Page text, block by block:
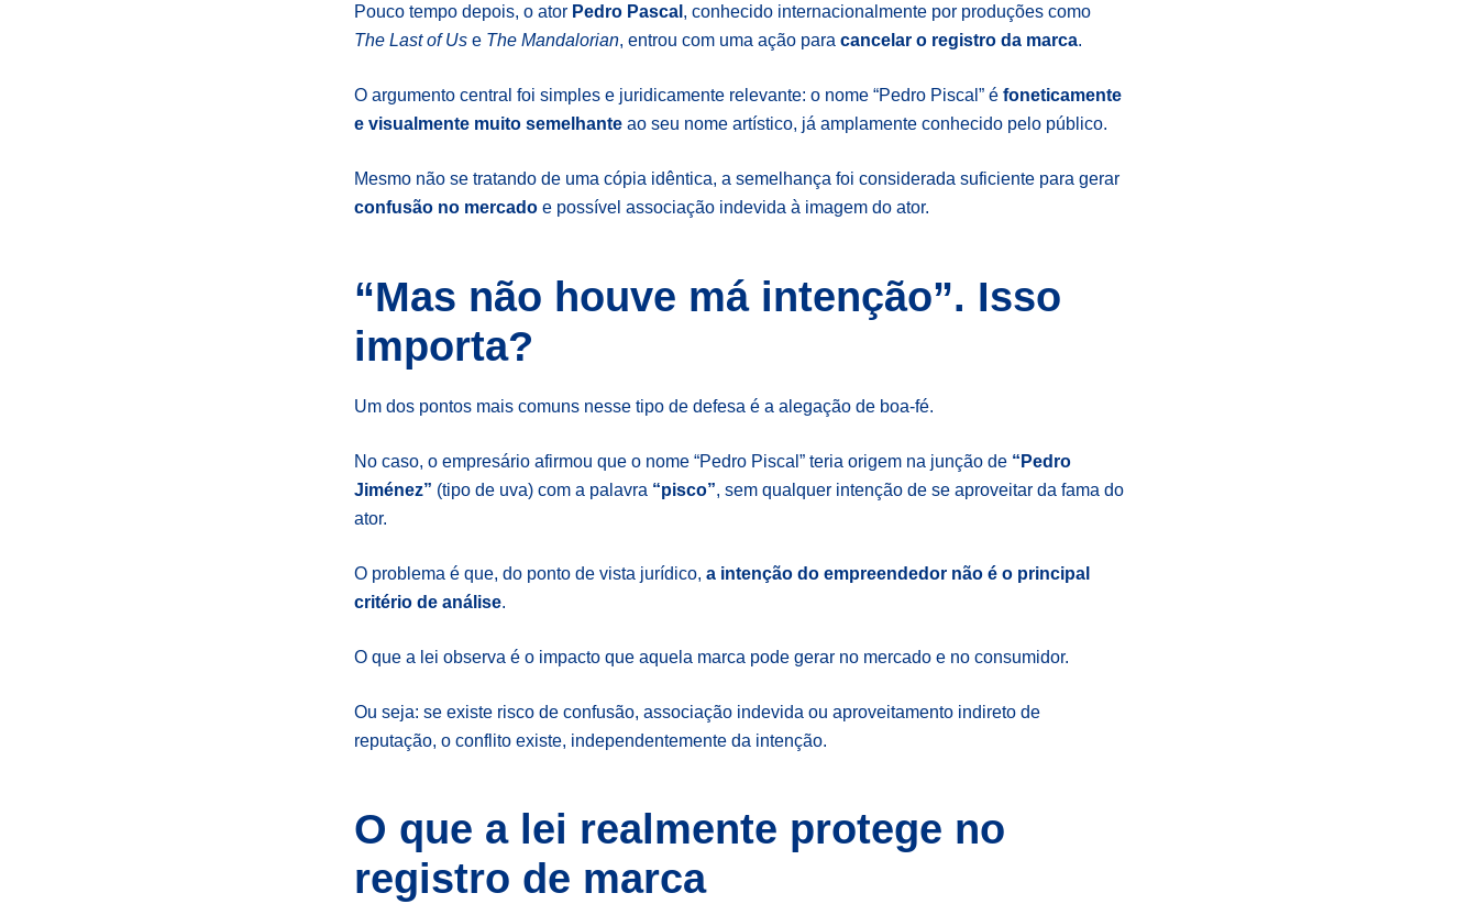
Pouco tempo depois, o ator Pedro Pascal , conhecido internacionalmente por produções como
The Last of Us e The Mandalorian, entrou com uma ação para cancelar o registro da marca.
O argumento central foi simples e juridicamente relevante: o nome “Pedro Piscal” é foneticamente
e visualmente muito semelhante ao seu nome artístico, já amplamente conhecido pelo público.
Mesmo não se tratando de uma cópia idêntica, a semelhança foi considerada suficiente para gerar
confusão no mercado e possível associação indevida à imagem do ator.
“Mas não houve má intenção”. Isso
importa?
Um dos pontos mais comuns nesse tipo de defesa é a alegação de boa-fé.
No caso, o empresário afirmou que o nome “Pedro Piscal” teria origem na junção de “Pedro
Jiménez” (tipo de uva) com a palavra “pisco”, sem qualquer intenção de se aproveitar da fama do
ator.
O problema é que, do ponto de vista jurídico, a intenção do empreendedor não é o principal
critério de análise.
O que a lei observa é o impacto que aquela marca pode gerar no mercado e no consumidor.
Ou seja: se existe risco de confusão, associação indevida ou aproveitamento indireto de
reputação, o conflito existe, independentemente da intenção.
O que a lei realmente protege no
registro de marca